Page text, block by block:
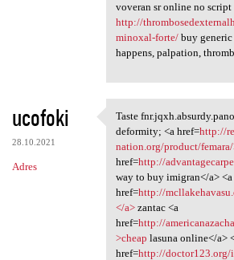
voveran sr online no script
http://
minoxal-forte/buy generic
happens, palpation,
ucofoki
28.10.2021
Adres
Taste
Taste
deformity; <a href=http://
nation.org/product/femara/
href=http://
way to buy imigran</a> <a
href=http://
</a>zantac <a
href=http://
>cheap lasuna online</a>
href=http://